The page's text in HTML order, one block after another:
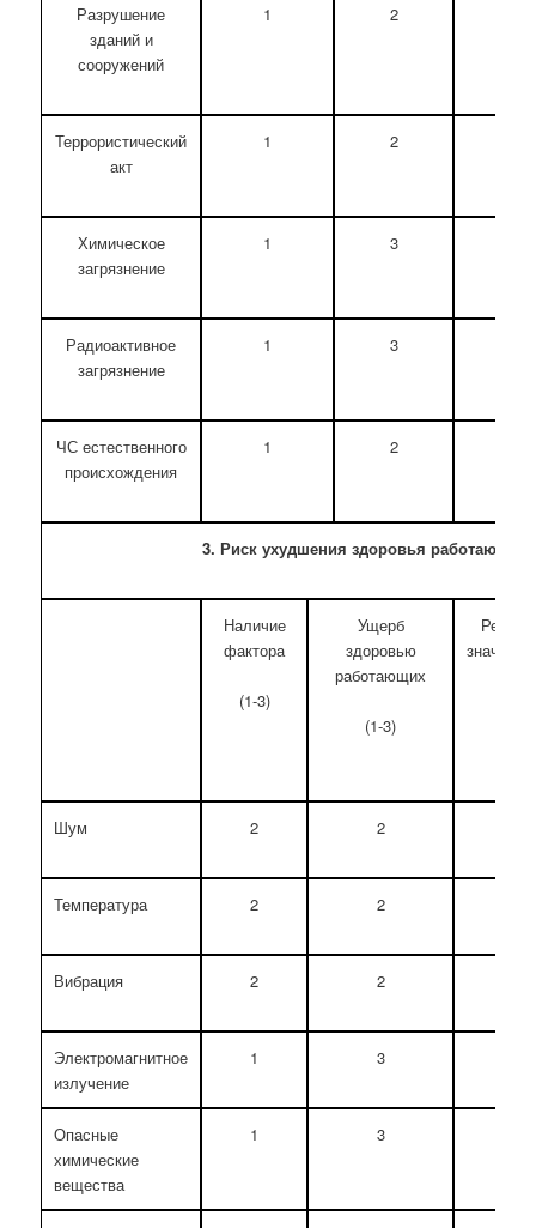
Разрушение
зданий и
сооружений
1 2
Террористический
акт
1 2
Химическое
загрязнение
1 3
Радиоактивное
загрязнение
1 3
ЧС естественного
происхождения
1 2
3. Риск ухудшения здоровья работающих
Наличие
фактора
(1-3)
Ущерб
здоровью
работающих
(1-3)
Рейтинг
Шум 2 2
Температура 2 2
Вибрация 2 2
Электромагнитное
излучение
1 3
Опасные
химические
вещества
1 3